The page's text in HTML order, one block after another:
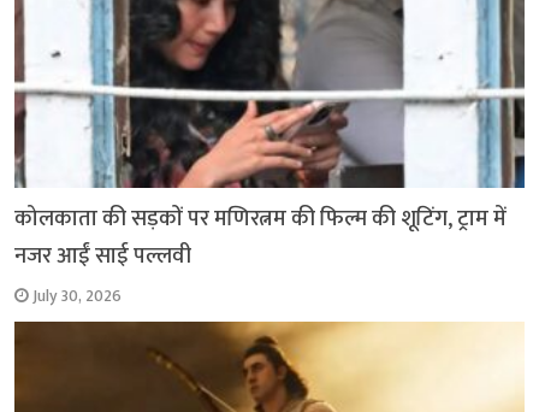
कोलकाता की सड़कों पर मणिरत्नम की फिल्म की शूटिंग, ट्राम में
नजर आईं साई पल्लवी
July 30, 2026